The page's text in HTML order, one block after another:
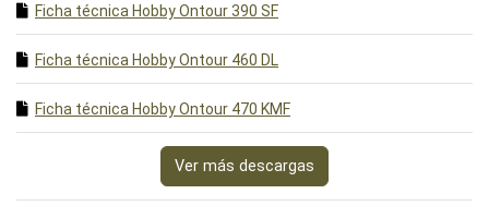
Ficha técnica Hobby Ontour 390 SF
Ficha técnica Hobby Ontour 460 DL
Ficha técnica Hobby Ontour 470 KMF
Ver más descargas